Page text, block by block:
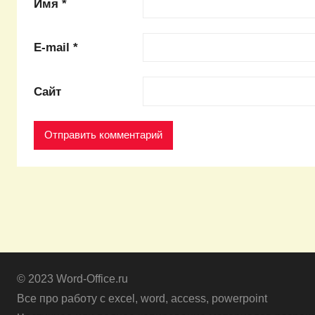
Имя *
E-mail *
Сайт
© 2023 Word-Office.ru
Все про работу с excel, word, access, powerpoint